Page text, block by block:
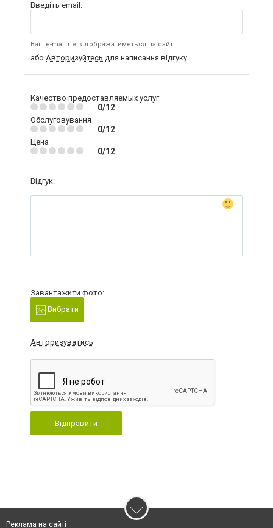
Введіть email:
Ваш e-mail не відображатиметься на сайті
або Авторизуйтесь для написання відгуку
Качество предоставляемых услуг
0/12
Обслуговування
0/12
Цена
0/12
Відгук:
Завантажити фото:
Вибрати
Авторизуватись
Відправити
Реклама на сайті